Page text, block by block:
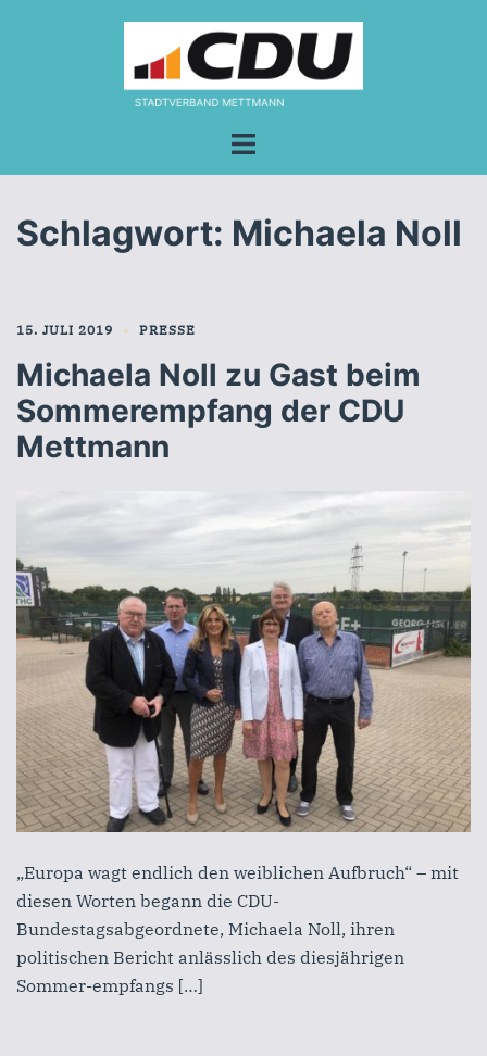
Menü
Schlagwort: Michaela Noll
15. JULI 2019 PRESSE
Michaela Noll zu Gast beim
Sommerempfang der CDU
Mettmann
„Europa wagt endlich den weiblichen Aufbruch“ – mit
diesen Worten begann die CDU-
Bundestagsabgeordnete, Michaela Noll, ihren
politischen Bericht anlässlich des diesjährigen
Sommer-empfangs […]